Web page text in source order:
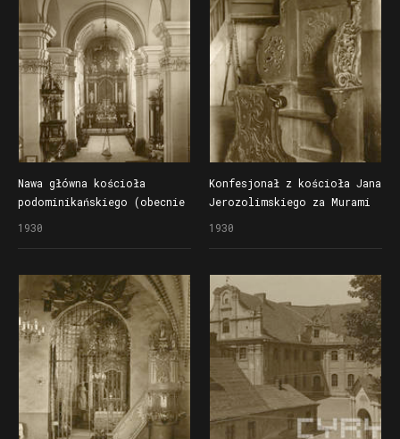
Nawa główna kościoła
podominikańskiego (obecnie
1930
Konfesjonał z kościoła Jana
Jerozolimskiego za Murami
1930